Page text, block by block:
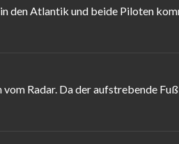
Atlantik und beide Piloten
Radar. Da der aufstrebende